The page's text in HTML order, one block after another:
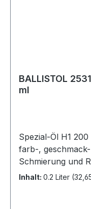
BALLISTOL
ml
Spezial-Öl H1
farb-,
Schmierung und
Korrosionsschutz
Inhalt: 0.2 Liter